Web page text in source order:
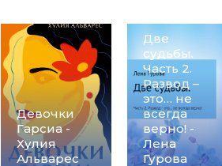
Девочки
Гарсиа -
Хулия
Альварес
Две
судьбы.
Часть 2.
Развод –
это… не
всегда
верно! -
Лена
Гурова